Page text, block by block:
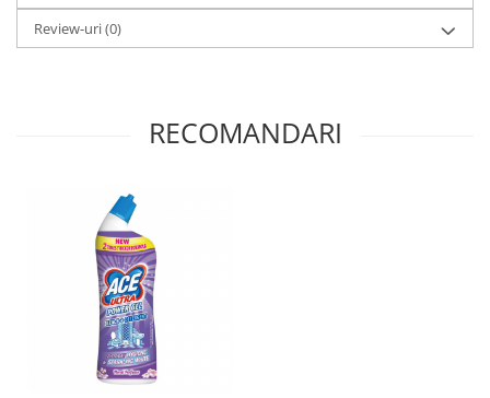
Review-uri(0)
RECOMANDARI